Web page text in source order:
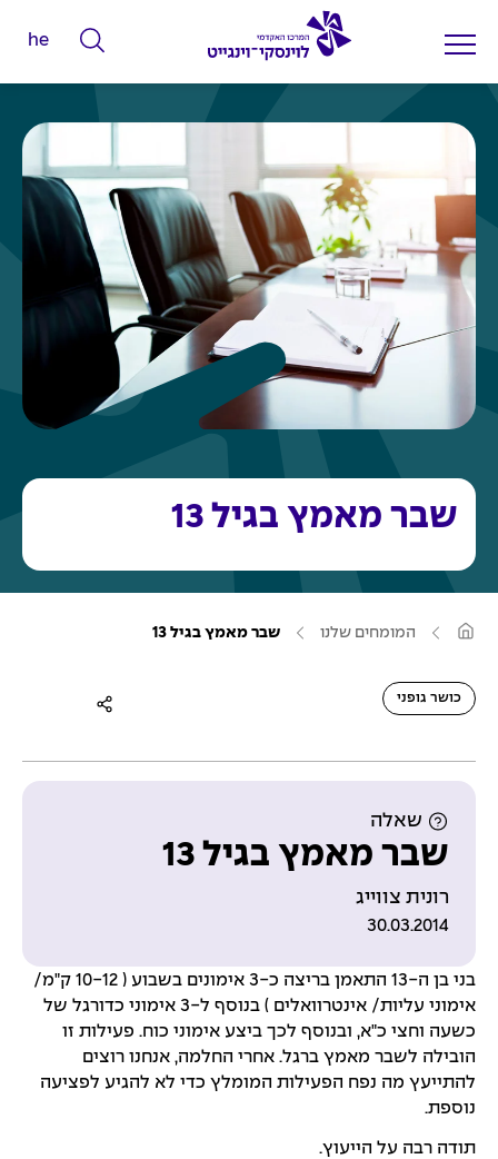
ה
ק
מ
י
ם
ל
פ
ש
he
שבר מאמץ בגיל 13
ע
מ
ה
ב
המומחים שלנו שבר מאמץ בגיל 13
כושר גופני
שאלה
שבר מאמץ בגיל 13
רונית צווייג
30.03.2014
בני בן ה-13 התאמן בריצה כ-3 אימונים בשבוע ( 10-12 ק"מ/
אימוני עליות/ אינטרוואלים ) בנוסף ל-3 אימוני כדורגל של
כשעה וחצי כ"א, ובנוסף לכך ביצע אימוני כוח. פעילות זו
הובילה לשבר מאמץ ברגל. אחרי החלמה, אנחנו רוצים
להתייעץ מה נפח הפעילות המומלץ כדי לא להגיע לפציעה
נוספת.
תודה רבה על הייעוץ.